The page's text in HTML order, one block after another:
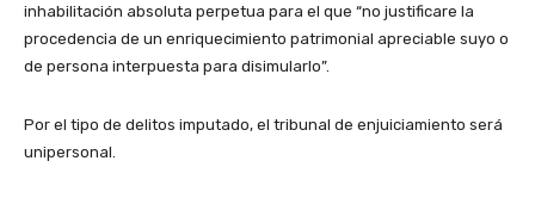
inhabilitación absoluta perpetua para el que “no justificare la
procedencia de un enriquecimiento patrimonial apreciable suyo o
de persona interpuesta para disimularlo”.
Por el tipo de delitos imputado, el tribunal de enjuiciamiento será
unipersonal.